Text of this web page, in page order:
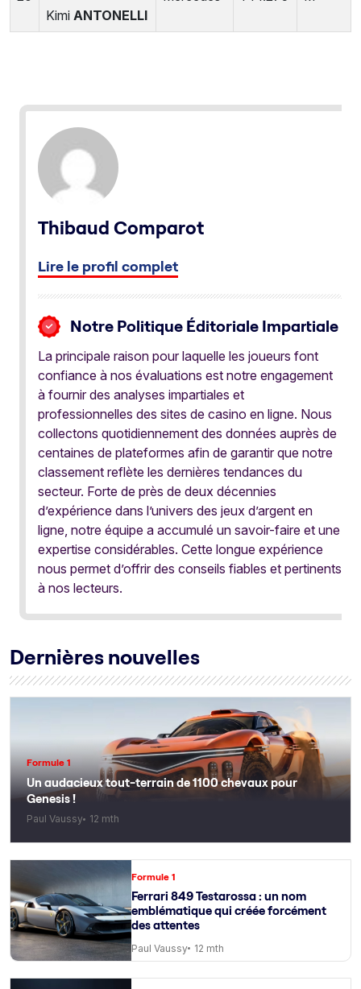
Kimi ANTONELLI
Thibaud Comparot
Lire le profil complet
Notre Politique Éditoriale Impartiale
La principale raison pour laquelle les joueurs font
confiance à nos évaluations est notre engagement
à fournir des analyses impartiales et
professionnelles des sites de casino en ligne. Nous
collectons quotidiennement des données auprès de
centaines de plateformes afin de garantir que notre
classement reflète les dernières tendances du
secteur. Forte de près de deux décennies
d’expérience dans l’univers des jeux d’argent en
ligne, notre équipe a accumulé un savoir-faire et une
expertise considérables. Cette longue expérience
nous permet d’offrir des conseils fiables et pertinents
à nos lecteurs.
Dernières nouvelles
Formule 1
Un audacieux tout-terrain de 1100 chevaux pour
Genesis !
Paul Vaussy 12 mth
Formule 1
Ferrari 849 Testarossa : un nom
emblématique qui créée forcément
des attentes
Paul Vaussy 12 mth